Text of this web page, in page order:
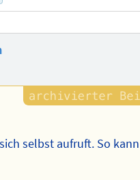
selbst aufruft. So kann